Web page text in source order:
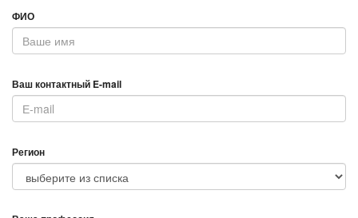
ФИО
аш контактный E-mail
Регион